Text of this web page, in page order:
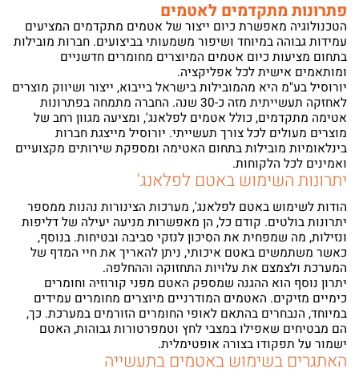
פתרונות מתקדמים לאטמים
הטכנולוגיה מאפשרת כיום ייצור של אטמים מתקדמים המציעים
עמידות גבוהה במיוחד ושיפור משמעותי בביצועים. חברות מובילות
בתחום מציעות כיום אטמים המיוצרים מחומרים חדשניים
ומותאמים אישית לכל אפליקציה.
יורוסיל בע"מ היא מהמובילות בישראל בייבוא, ייצור ושיווק מוצרים
לאחזקה תעשייתית מזה כ-30 שנה. החברה מתמחה בפתרונות
אטימה מתקדמים, כולל אטמים לפלאנג', ומציעה מגוון רחב של
מוצרים מעולים לכל צורך תעשייתי. יורוסיל מייצגת חברות
בינלאומיות מובילות בתחום האטימה ומספקת שירותים מקצועיים
ואמינים לכל הלקוחות.
יתרונות השימוש באטם לפלאנג'
הודות לשימוש באטם לפלאנג', מערכות הצינורות נהנות ממספר
יתרונות בולטים. קודם כל, הן מאפשרות מניעה יעילה של דליפות
ונזילות, מה שמפחית את הסיכון לנזקי סביבה ובטיחות. בנוסף,
כאשר משתמשים באטם איכותי, ניתן להאריך את חיי המדף של
המערכת ולצמצם את עלויות התחזוקה וההחלפה.
יתרון נוסף הוא ההגנה שמספק האטם מפני קורוזיה וחומרים
כימיים מזיקים. האטמים המודרניים מיוצרים מחומרים עמידים
במיוחד, הנבחרים בהתאם לאופי החומרים הזורמים במערכת. כך,
הם מבטיחים שאפילו במצבי לחץ וטמפרטורות גבוהות, האטם
ישמור על תפקודו בצורה אופטימלית.
האתגרים בשימוש באטמים בתעשייה